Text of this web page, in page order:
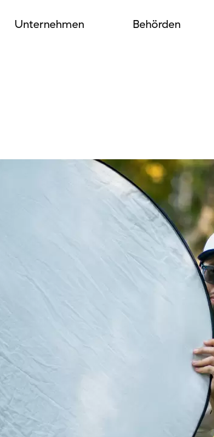
Unternehmen Behörden